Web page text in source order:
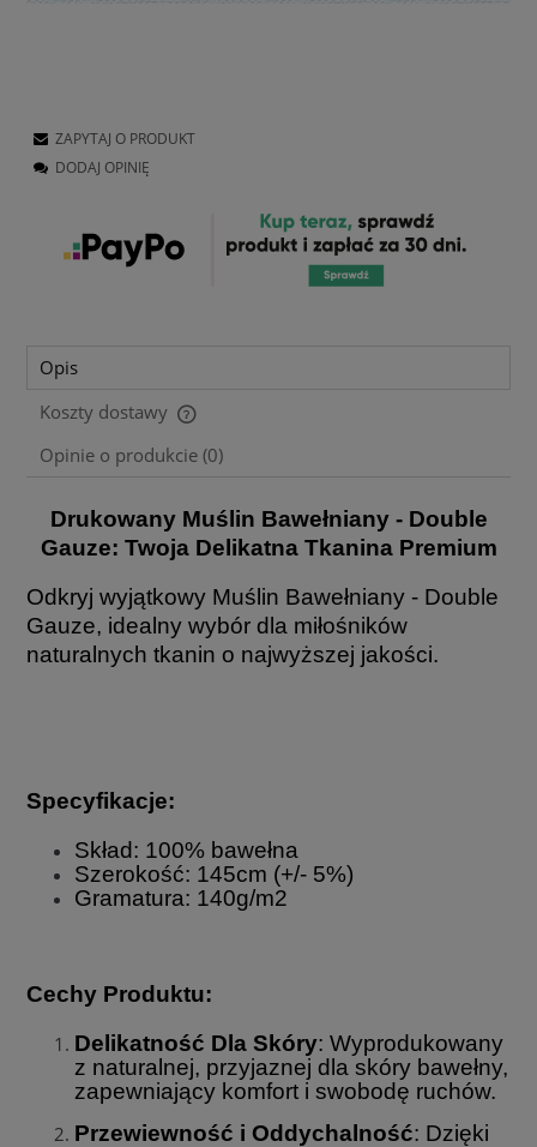
ZAPYTAJ O PRODUKT
DODAJ OPINIĘ
Opis
Koszty dostawy
Cena nie zawiera ewentualnych kosztów płatności
Opinie o produkcie (0)
Drukowany Muślin Bawełniany - Double
Gauze: Twoja Delikatna Tkanina Premium
Odkryj wyjątkowy Muślin Bawełniany - Double
Gauze, idealny wybór dla miłośników
naturalnych tkanin o najwyższej jakości.
Specyfikacje:
Skład: 100% bawełna
Szerokość: 145cm (+/- 5%)
Gramatura: 140g/m2
Cechy Produktu:
Delikatność Dla Skóry: Wyprodukowany
z naturalnej, przyjaznej dla skóry bawełny,
zapewniający komfort i swobodę ruchów.
Przewiewność i Oddychalność: Dzięki